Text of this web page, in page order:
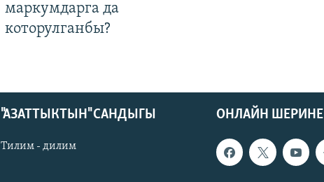
маркумдарга да
которулганбы?
ОНЛАЙН ШЕРИНЕ
"АЗАТТЫКТЫН" САНДЫГЫ
Тилим - дилим